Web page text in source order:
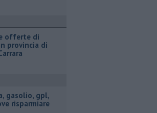
offerte di
provincia di
gasolio, gpl,
risparmiare